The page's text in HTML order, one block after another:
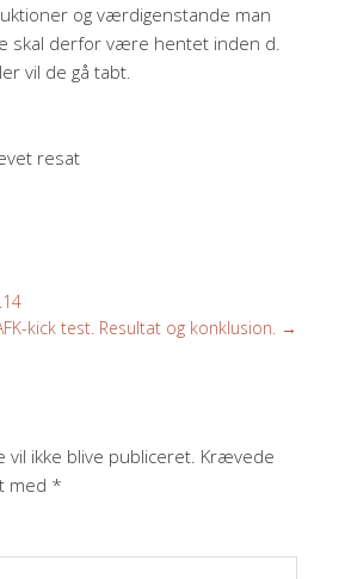
og værdigenstande man
skal derfor være hentet inden d.
vil de gå tabt.
resat
kick test. Resultat og konklusion. →
vil ikke blive publiceret. Krævede
med *